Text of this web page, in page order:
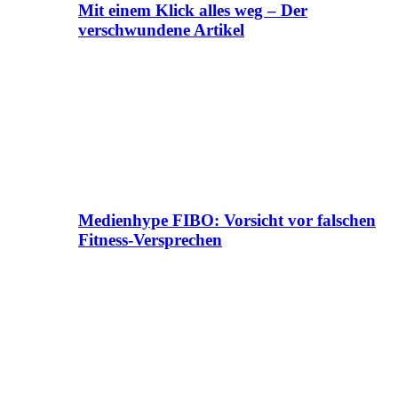
Mit einem Klick alles weg – Der
verschwundene Artikel
Medienhype FIBO: Vorsicht vor falschen
Fitness-Versprechen